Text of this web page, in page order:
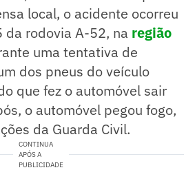
local, o acidente ocorreu
da rodovia A-52, na região
uma tentativa de
dos pneus do veículo
que fez o automóvel sair
o automóvel pegou fogo,
da Guarda Civil.
CONTINUA
APÓS A
PUBLICIDADE